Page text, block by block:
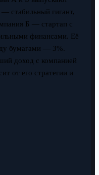
стабильный гигант,
Б — стартап с
финансами. Её
бумагами — 3%.
доход с компанией
от его стратегии и